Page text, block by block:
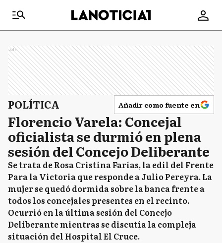
Ads
POLÍTICA Añadir como fuente en
Florencio Varela: Concejal
oficialista se durmió en plena
sesión del Concejo Deliberante
Se trata de Rosa Cristina Farías, la edil del Frente
Para la Victoria que responde a Julio Pereyra. La
mujer se quedó dormida sobre la banca frente a
todos los concejales presentes en el recinto.
Ocurrió en la última sesión del Concejo
Deliberante mientras se discutía la compleja
situación del Hospital El Cruce.